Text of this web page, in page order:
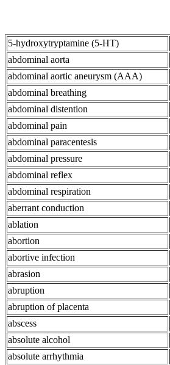
5-hydroxytryptamine (5-HT)
abdominal aorta
abdominal aortic aneurysm (AAA)
abdominal breathing
abdominal distention
abdominal pain
abdominal paracentesis
abdominal pressure
abdominal reflex
abdominal respiration
aberrant conduction
ablation
abortion
abortive infection
abrasion
abruption
abruption of placenta
abscess
absolute alcohol
absolute arrhythmia